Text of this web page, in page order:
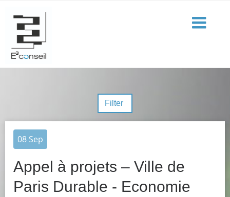
08 Sep
Appel à projets – Ville de
Paris Durable - Economie
Filter